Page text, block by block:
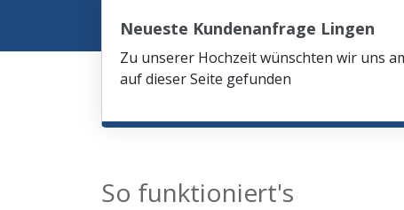
Neueste Kundenanfrage Lingen
Zu unserer Hochzeit wünschten wir uns
auf dieser Seite gefunden
So funktioniert's